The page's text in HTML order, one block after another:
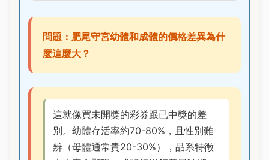
問題：肥尾守宮幼體和成體的價格差異為什
麼這麼大？
這就像買未開獎的彩券跟已中獎的差
別。幼體存活率約70-80%，且性別難
辨（母體通常貴20-30%），品系特徵